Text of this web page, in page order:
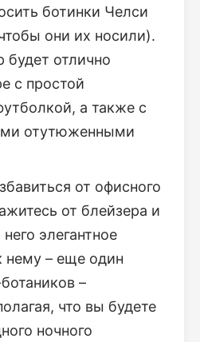
ботинки Челси
они их носили).
отлично
с простой
а также с
отутюженными
от офисного
от блейзера и
элегантное
нему – еще один
–
что вы будете
ночного